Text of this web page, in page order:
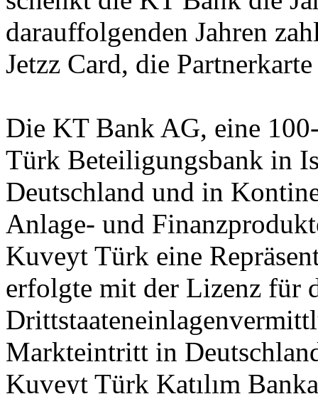
darauffolgenden Jahren
Jetzz Card, die
Die KT Bank AG, eine
Türk Beteiligungsbank in
Deutschland und in
Anlage- und
Kuveyt Türk eine
erfolgte mit der Lizenz für
Markteintritt in
Kuveyt Türk Katılım